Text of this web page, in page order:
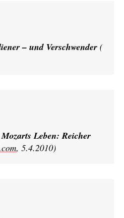
– und Verschwender (
Leben: Reicher
, 5.4.2010)